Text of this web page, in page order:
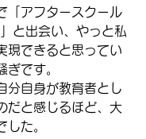
「アフタースクール
と出会い、やっと私
現できると思ってい
ぎです。
分自身が教育者とし
だと感じるほど、大
した。